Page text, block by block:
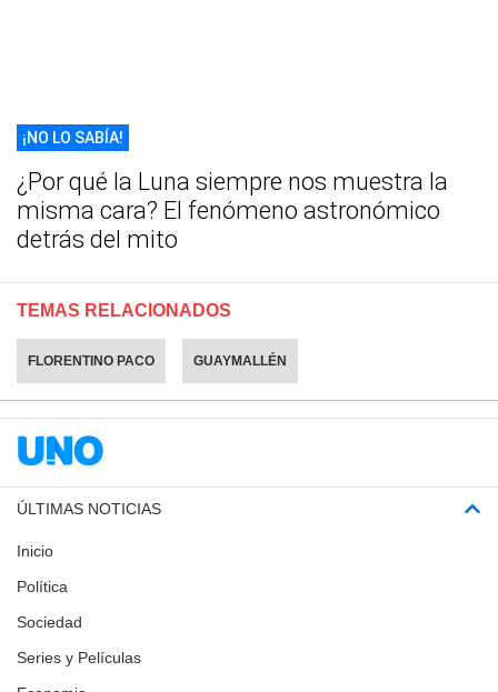
¡NO LO SABÍA!
¿Por qué la Luna siempre nos muestra la
misma cara? El fenómeno astronómico
detrás del mito
TEMAS RELACIONADOS
FLORENTINO PACO GUAYMALLÉN
ÚLTIMAS NOTICIAS
Inicio
Política
Sociedad
Series y Películas